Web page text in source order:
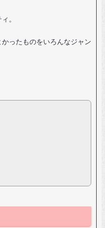
。
ったものをいろんなジャン